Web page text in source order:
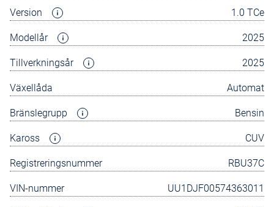
Version 1.0 TCe
Modellår 2025
Tillverkningsår 2025
Växellåda Automat
Bränslegrupp Bensin
Kaross CUV
Registreringsnummer RBU37C
VIN-nummer UU1DJF00574363011